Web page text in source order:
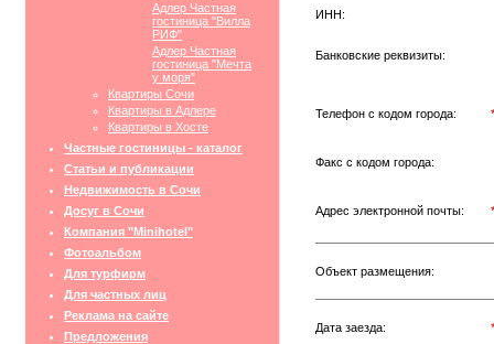
Адлер Частная
гостиница "Вилла
РИФ"
Адлер Частная
гостиница "Мечта
у моря"
Квартиры Сочи
Квартиры в Адлере
Квартиры в Хосте
Частные гостиницы - каталог
Статьи и публикации
Недвижимость в Сочи
Досуг в Сочи
Компания "Minihotel"
Фотоальбом
Для турфирм
Для частных лиц
Реклама на сайте
Предложения
ИНН:
Банковские реквизиты:
Телефон с кодом города: *
Факс с кодом города:
Адрес электронной почты: *
Объект размещения:
Дата заезда: *